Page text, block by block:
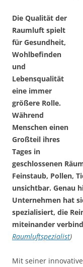
Die Qualität der
Raumluft spielt
für Gesundheit,
Wohlbefinden
und
Lebensqualität
eine immer
größere Rolle.
Während
Menschen einen
Großteil ihres
Tages in
geschlossenen
Feinstaub, Pollen,
unsichtbar. Genau
Unternehmen hat
spezialisiert, die
miteinander
Raumluftspezialist)
Mit seiner